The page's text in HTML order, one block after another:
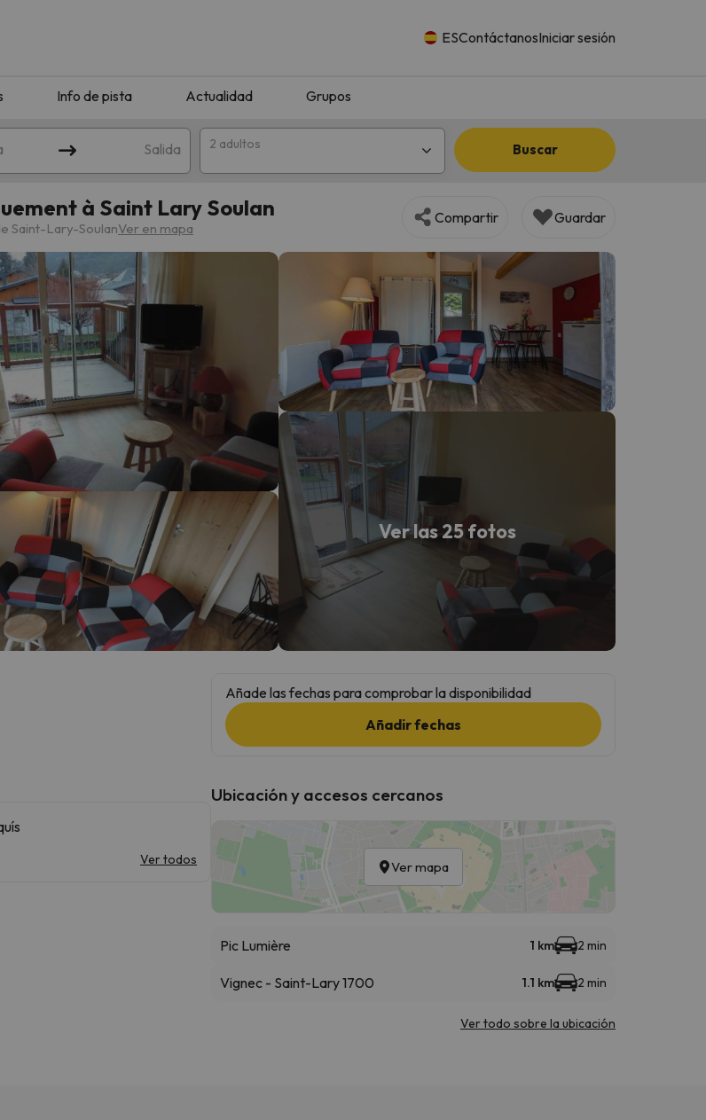
ESContáctanosIniciar sesión
Info de pista Actualidad Grupos
Salida 2 adultos Buscar
tu búsqueda. Prueba a modificar el destino.
encuentre su brújula vuelve.
à Saint Lary Soulan
Saint-Lary-SoulanVer en mapa
Compartir Guardar
Ver las 25 fotos
Ver todos
Añade las fechas para comprobar la disponibilidad
Añadir fechas
Ubicación y accesos cercanos
Ver mapa
Pic Lumière 1 km 2 min
Vignec - Saint-Lary 1700 1.1 km 2 min
Ver todo sobre la ubicación